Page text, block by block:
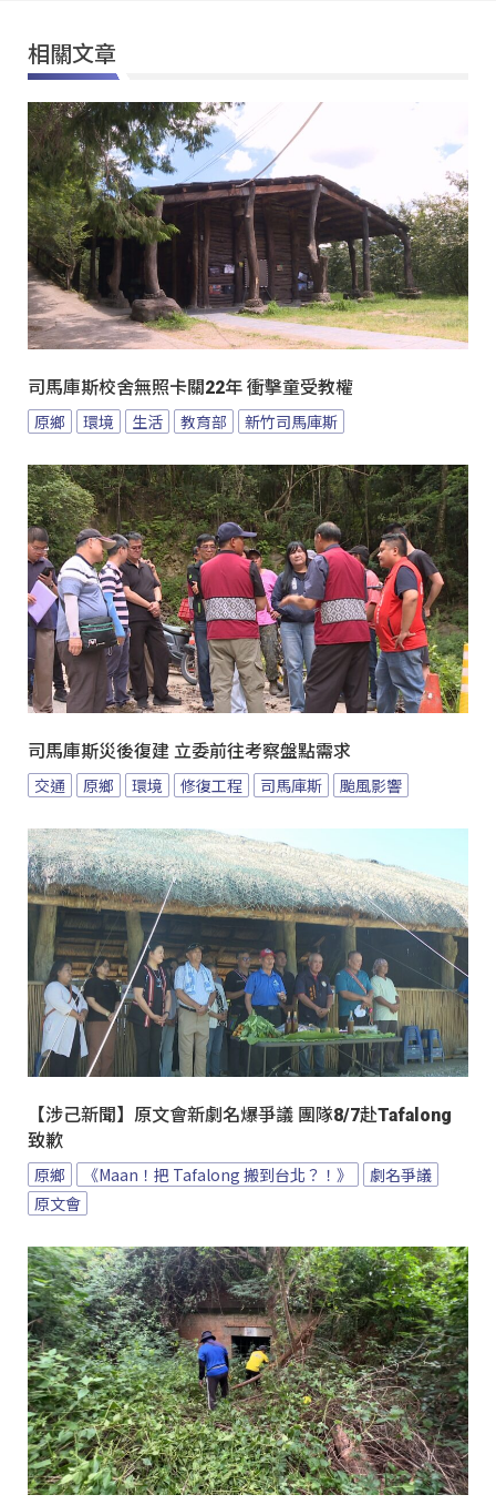
相關文章
司馬庫斯校舍無照卡關22年 衝擊童受教權
原鄉 環境 生活 教育部 新竹司馬庫斯
司馬庫斯災後復建 立委前往考察盤點需求
交通 原鄉 環境 修復工程 司馬庫斯 颱風影響
【涉己新聞】原文會新劇名爆爭議 團隊8/7赴Tafalong
致歉
原鄉 《Maan！把 Tafalong 搬到台北？！》
劇名爭議
原文會